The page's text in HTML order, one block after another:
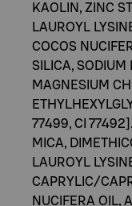
KAOLIN, ZINC
LAUROYL
COCOS
SILICA, SODIUM
MAGNESIUM
77499, CI
MICA,
LAUROYL
CAPRYLIC/
NUCIFERA OIL,